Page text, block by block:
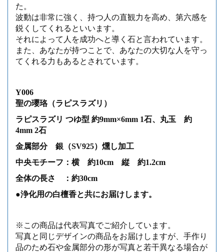
た。
波動は非常に強く、持つ人の直観力を高め、第六感を
鋭くしてくれるといいます。
それによって人を成功へと導く石と言われています。
また、あなたが持つことで、あなたの大切な人を守っ
てくれる力もあるとされています。
Y006
聖の瓔珞（ラピスラズリ）
ラピスラズリ つゆ型 約9mm×6mm 1石、丸玉 約
4mm 2石
金属部分 銀（SV925）燻し加工
中央モチーフ：横 約10cm 縦 約1.2cm
全体の長さ ：約30cm
●浄化用の白檀香と共にお届けします。
※この商品は代表写真でご紹介しています。
写真と同じデザインの商品をお届けしますが、手作り
品のため石や金属部分の形が写真と若干異なる場合が